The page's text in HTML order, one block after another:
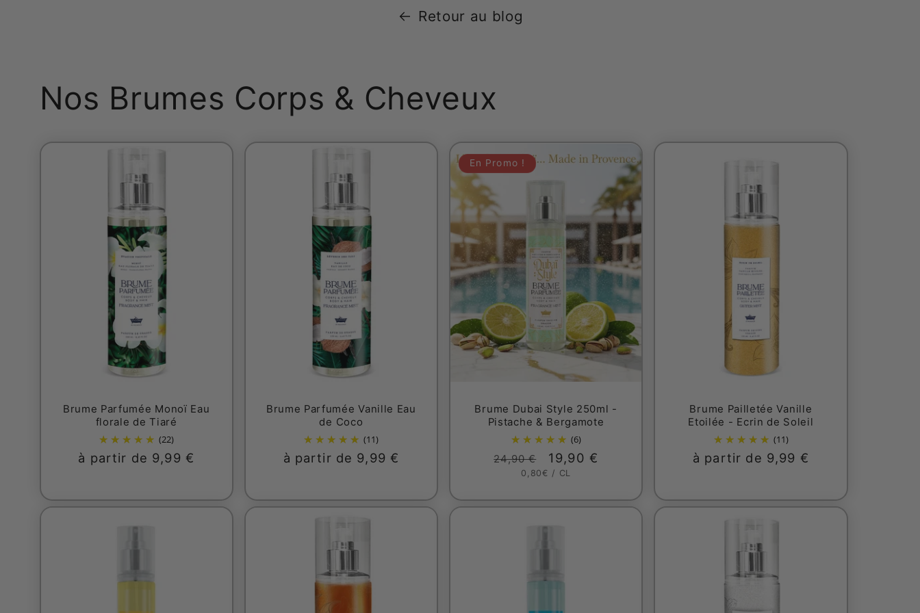
Retour au blog
Nos Brumes Corps & Cheveux
Brume Parfumée Monoï Eau
florale de Tiaré
(22)
Prix
à partir de 9,99 €
Brume Parfumée Vanille Eau
de Coco
(11)
Prix
à partir de 9,99 €
En Promo !
Brume Dubai Style 250ml -
Pistache & Bergamote
(6)
Prix
habituel
24,90 €
Prix
promotionnel
19,90 €
PRIX
0,80€ / PAR
CL
Brume Pailletée Vanille
Etoilée - Ecrin de Soleil
(11)
Prix
à partir de 9,99 €